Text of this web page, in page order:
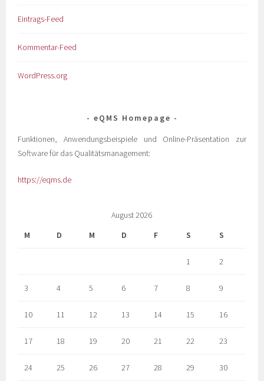
Eintrags-Feed
Kommentar-Feed
WordPress.org
eQMS Homepage
Funktionen, Anwendungsbeispiele und Online-Präsentation zur
Software für das Qualitätsmanagement:
https://eqms.de
August 2026
M
D M D F S S
1 2
3 4 5 6 7 8 9
10 11 12 13 14 15 16
17 18 19 20 21 22 23
24 25 26 27 28 29 30